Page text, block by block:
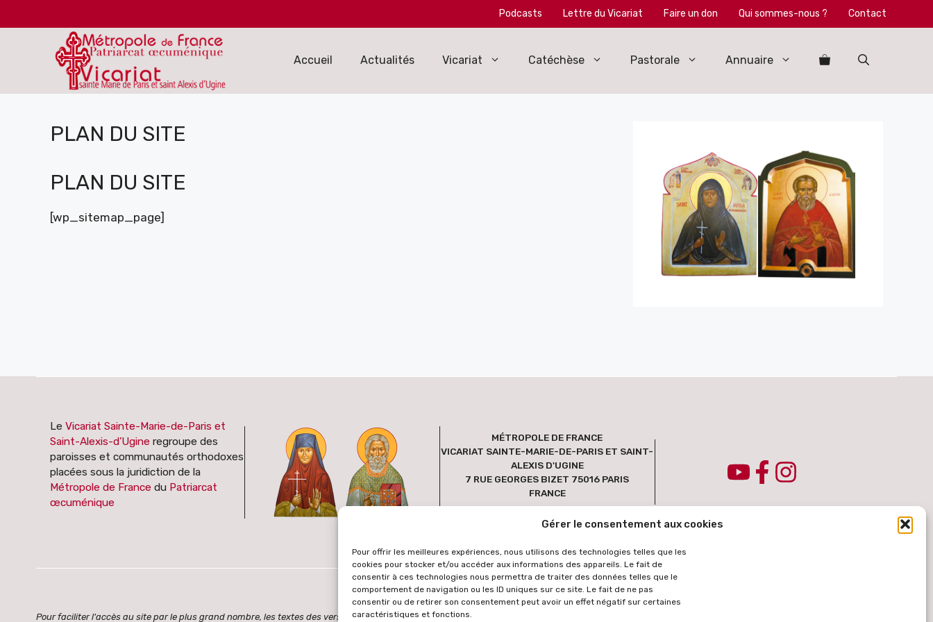
Gérer le consentement aux cookies
Pour offrir les meilleures expériences, nous utilisons des technologies telles que les
cookies pour stocker et/ou accéder aux informations des appareils. Le fait de
consentir à ces technologies nous permettra de traiter des données telles que le
comportement de navigation ou les ID uniques sur ce site. Le fait de ne pas
consentir ou de retirer son consentement peut avoir un effet négatif sur certaines
caractéristiques et fonctions.
au
Podcasts Lettre du Vicariat Faire un don Qui sommes-nous ? Contact
Accueil Actualités Vicariat Catéchèse Pastorale Annuaire
PLAN DU SITE
PLAN DU SITE
[wp_sitemap_page]
Le Vicariat Sainte-Marie-de-Paris et
Saint-Alexis-d’Ugine regroupe des
paroisses et communautés orthodoxes
placées sous la juridiction de la
Métropole de France du Patriarcat
œcuménique
MÉTROPOLE DE FRANCE
VICARIAT SAINTE-MARIE-DE-PARIS ET SAINT-
ALEXIS D'UGINE
7 RUE GEORGES BIZET 75016 PARIS
FRANCE
Pour faciliter l'accès au site par le plus grand nombre, les textes des versions étrangères sont générées via une extension de traduction automatique des contenus à partir de la langue française. Le texte